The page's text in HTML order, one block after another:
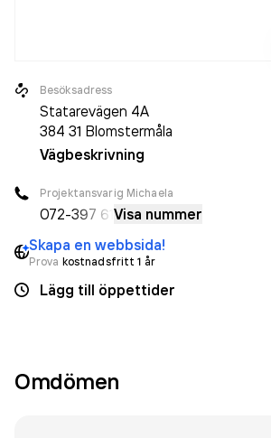
Besöksadress
Statarevägen 4A
384 31 Blomstermåla
Vägbeskrivning
Projektansvarig Michaela
072-397 61 Visa nummer
Skapa en webbsida!
Prova kostnadsfritt 1 år
Lägg till öppettider
Omdömen